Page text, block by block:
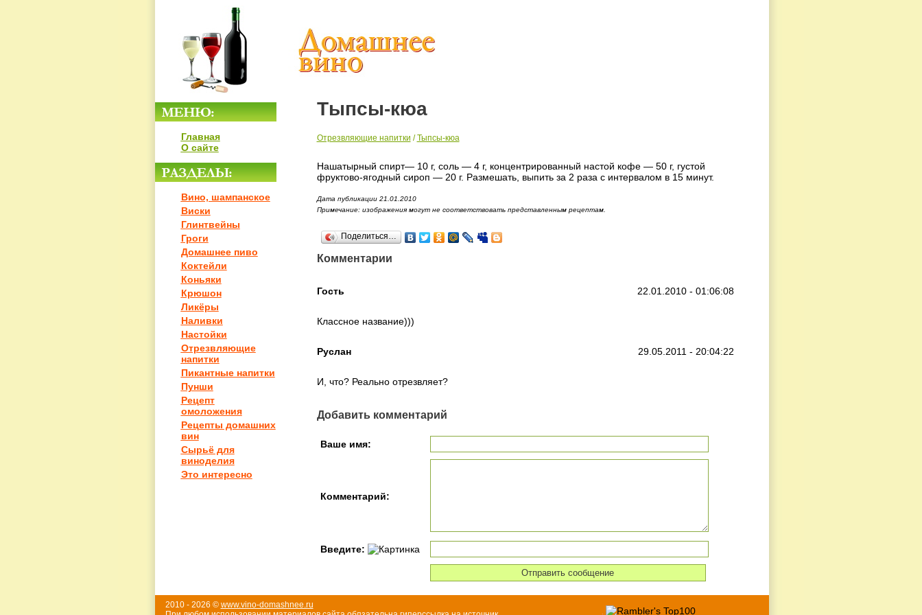
Главная
О сайте
Вино, шампанское
Виски
Глинтвейны
Гроги
Домашнее пиво
Коктейли
Коньяки
Крюшон
Ликёры
Наливки
Настойки
Отрезвляющие
напитки
Пикантные напитки
Пунши
Рецепт
омоложения
Рецепты домашних
вин
Сырьё для
виноделия
Это интересно
Тыпсы-кюа
Отрезвляющие напитки /Тыпсы-кюа
Нашатырный спирт— 10 г, соль — 4 г, концентрированный настой кофе — 50 г, густой
фруктово-ягодный сироп — 20 г. Размешать, выпить за 2 раза с интервалом в 15 минут.
Дата публикации 21.01.2010
Примечание: изображения могут не соответствовать представленным рецептам.
Поделиться…
Комментарии
Гость 22.01.2010 - 01:06:08
Классное название)))
Руслан 29.05.2011 - 20:04:22
И, что? Реально отрезвляет?
Добавить комментарий
Ваше имя:
Комментарий:
Введите:
2010 - 2026 © www.vino-domashnee.ru